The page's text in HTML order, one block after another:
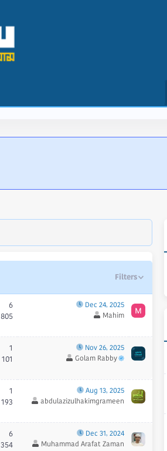
Filters
6
805
Dec 24, 2025
Mahim
1
101
Nov 26, 2025
Golam Rabby
1
193
Aug 13, 2025
abdulazizulhakimgrameen
6
354
Dec 31, 2024
Muhammad Arafat Zaman